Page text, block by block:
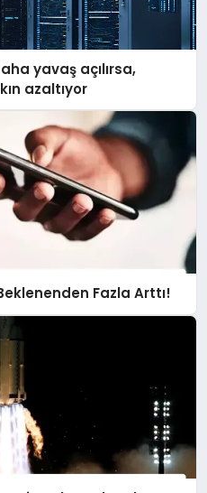
yavaş açılırsa,
azaltıyor
Fazla Arttı!